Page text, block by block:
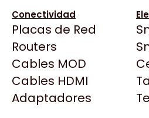
Conectividad
Placas de Red
Routers
Cables MOD
Cables HDMI
Adaptadores
Deepcool
Dell
EVGA
Gamemax
Genesis
Genius
Click Gaming
Compufan Store
Dinobyte
Full H4rd
Gaming City
Gezatek